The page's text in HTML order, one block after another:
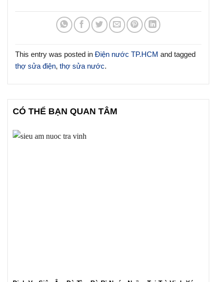
This entry was posted in Điện nước TP.HCM and tagged
thợ sửa điện, thợ sửa nước.
CÓ THỂ BẠN QUAN TÂM